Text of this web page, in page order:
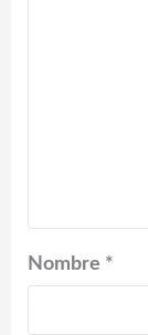
Nombre *